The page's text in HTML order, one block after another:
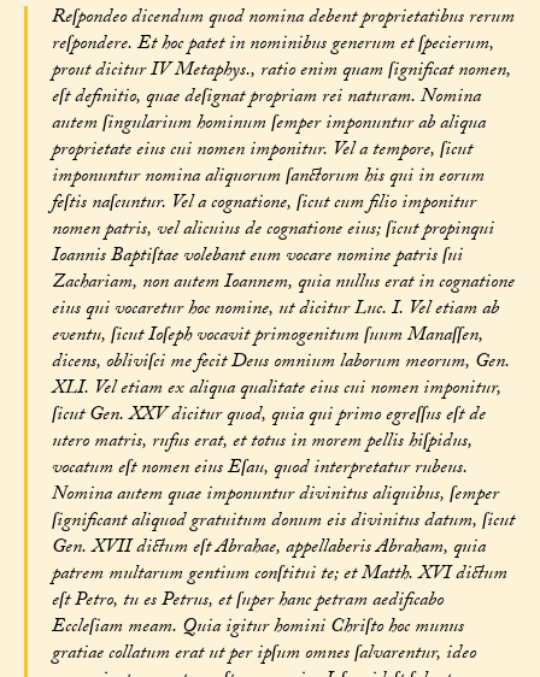
Reſpondeo dicendum quod nomina debent proprietatibus rerum
reſpondere. Et hoc patet in nominibus generum et ſpecierum,
prout dicitur IV Metaphys., ratio enim quam ſignificat nomen,
eſt definitio, quae deſignat propriam rei naturam. Nomina
autem ſingularium hominum ſemper imponuntur ab aliqua
proprietate eius cui nomen imponitur. Vel a tempore, ſicut
imponuntur nomina aliquorum ſanctorum his qui in eorum
feſtis naſcuntur. Vel a cognatione, ſicut cum filio imponitur
nomen patris, vel alicuius de cognatione eius; ſicut propinqui
Ioannis Baptiſtae volebant eum vocare nomine patris ſui
Zachariam, non autem Ioannem, quia nullus erat in cognatione
eius qui vocaretur hoc nomine, ut dicitur Luc. I. Vel etiam ab
eventu, ſicut Ioſeph vocavit primogenitum ſuum Manaſſen,
dicens, obliviſci me fecit Deus omnium laborum meorum, Gen.
XLI. Vel etiam ex aliqua qualitate eius cui nomen imponitur,
ſicut Gen. XXV dicitur quod, quia qui primo egreſſus eſt de
utero matris, rufus erat, et totus in morem pellis hiſpidus,
vocatum eſt nomen eius Eſau, quod interpretatur rubeus.
Nomina autem quae imponuntur divinitus aliquibus, ſemper
ſignificant aliquod gratuitum donum eis divinitus datum, ſicut
Gen. XVII dictum eſt Abrahae, appellaberis Abraham, quia
patrem multarum gentium conſtitui te; et Matth. XVI dictum
eſt Petro, tu es Petrus, et ſuper hanc petram aedificabo
Eccleſiam meam. Quia igitur homini Chriſto hoc munus
gratiae collatum erat ut per ipſum omnes ſalvarentur, ideo